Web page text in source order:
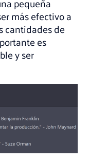
más efectivo a
cantidades de
es
y ser